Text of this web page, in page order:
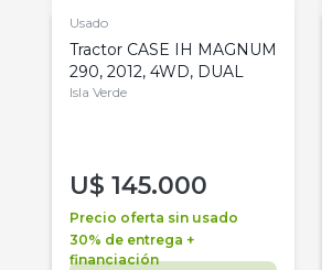
Usado
Tractor CASE IH MAGNUM
290, 2012, 4WD, DUAL
Isla Verde
U$ 145.000
Precio oferta sin usado
30% de entrega +
financiación